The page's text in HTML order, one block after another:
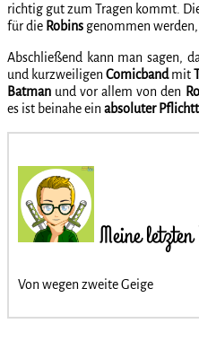
richtig gut zum Tragen kommt.
für die Robins genommen
Abschließend kann man sagen,
und kurzweiligen Comicbandmit
Batman und vor allem von den
es ist beinahe ein absoluter
Meine
Von wegen zweite Geige